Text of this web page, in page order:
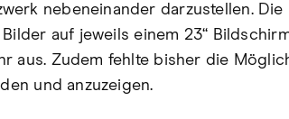
nebeneinander darzustellen.
auf jeweils einem 23“
aus. Zudem fehlte bisher die
und anzuzeigen.